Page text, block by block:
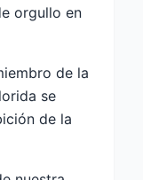
orgullo en
de la
se
de la